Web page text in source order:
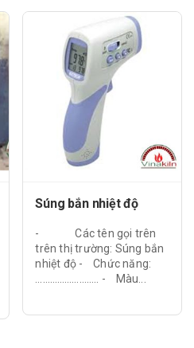
Súng bắn nhiệt độ
- Các tên gọi trên
trên thị trường: Súng bắn
nhiệt độ - Chức năng:
…………………….. - Màu...